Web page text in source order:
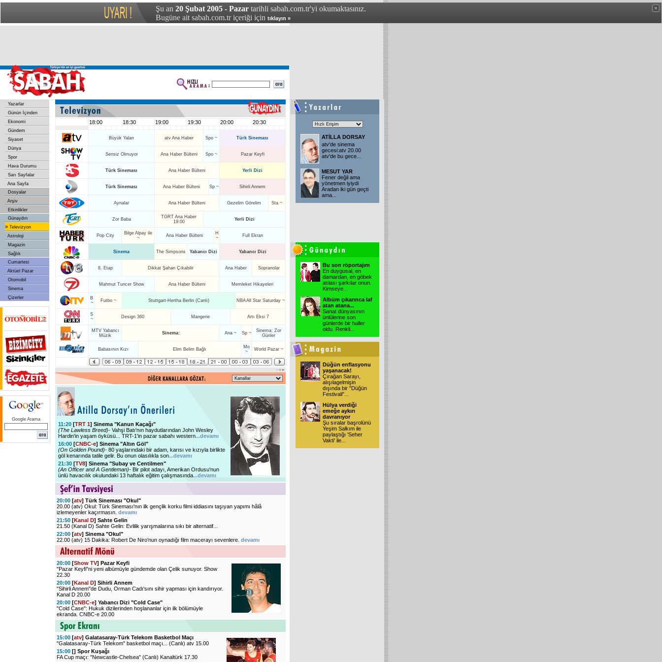
Şu an 20 Şubat 2005 - Pazar tarihli sabah.com.tr'yi okumaktasınız.
Bugüne ait sabah.com.tr içeriği için tıklayın »
Yazarlar
Günün İçinden
Ekonomi
Gündem
Siyaset
Dünya
Spor
Hava Durumu
Sarı Sayfalar
Ana Sayfa
Dosyalar
Arşiv
Etkinlikler
Günaydın
» Televizyon
Astroloji
Magazin
Sağlık
Cumartesi
Aktüel Pazar
Otomobil
Sinema
Çizerler
Google Arama
18:00 18:30 19:00 19:30 20:00 20:30
Büyük Yalan atv Ana Haber Spo ~ Türk Sineması
Sensiz Olmuyor Ana Haber Bülteni Spo ~ Pazar Keyfi
Türk Sineması Ana Haber Bülteni Yerli Dizi
Türk Sineması Ana Haber Bülteni Sp ~ Sihirli Annem
Aynalar Ana Haber Bülteni Gezelim Görelim Sta ~
Zor Baba
TGRT Ana Haber
19:00
Yerli Dizi
Pop City
Bilge Alpay ile
~
Ana Haber Bülteni
H
~
Full Ekran
Sinema The Simpsons Yabancı Dizi Yabancı Dizi
8. Etap Dikkat Şahan Çıkabilir Ana Haber Sopranolar
Mahmut Tuncer Show Ana Haber Bülteni Memleket Hikayeleri
B
~
Futbo ~ Stuttgart-Hertha Berlin (Canlı) NBA All Star Saturday ~
S
~
Design 360 Mangerie Artı Eksi 7
MTV Yabancı
Müzik
Sinema: Ana ~ Sp ~
Sinema: Zor
Günler
Babasının Kızı Elim Belim Bağlı
Mo
~
World Pazar ~
11:20 [TRT 1] Sinema "Kanun Kaçağı"
(The Lawless Breed)- Vahşi Batı'nın haydutlarından John Wesley
Hardin'in yaşam öyküsü... TRT-1'in pazar sabahı western...devamı
16:00 [CNBC-e] Sinema "Altın Göl"
(On Golden Pound)- 80 yaşlarındaki bir adam, karısı ve kızıyla birlikte
göl kenarında tatile gelir. Bu onun olasılıkla son...devamı
21:30 [TV8] Sinema "Subay ve Centilmen"
(An Officer and A Gentleman)- Bir pilot adayı, Amerikan Ordusu'nun
ünlü havacılık okulundaki 13 haftalık eğitim çalışmasında...devamı
20:00 [atv] Türk Sineması "Okul"
20.00 (atv) Okul: Türk Sineması'nın ilk gençlik korku filmi iddiasını taşıyan yapımı hâlâ
izlemeyenler kaçırmasın. devamı
21:50 [Kanal D] Sahte Gelin
21.50 (Kanal D) Sahte Gelin: Evlilik yarışmalarına sıkı bir alternatif...
22:00 [atv] Sinema "Okul"
22.00 (atv) 15 Dakika: Robert De Niro'nun oynadığı film macerayı sevenlere. devamı
20:00 [Show TV] Pazar Keyfi
"Pazar Keyfi"ni yeni albümüyle gündemde olan Çelik sunuyor. Show
22.30
20:00 [Kanal D] Sihirli Annem
"Sihirli Annem"de Dudu, Orman Cadı'sını sihir yapması için kandırıyor.
Kanal D 20.00
20:00 [CNBC-e] Yabancı Dizi "Cold Case"
"Cold Case": Hukuk dizilerinden hoşlananlar için ilk bölümüyle
ekranda. CNBC-e 20.00
15:00 [atv] Galatasaray-Türk Telekom Basketbol Maçı
"Galatasaray-Türk Telekom" basketbol maçı... (Canlı) atv 15.00
15:00 [] Spor Kuşağı
FA Cup maçı: "Newcastle-Chelsea" (Canlı) Kanaltürk 17.30
ATİLLA DORSAY
atv'de sinema
gecesi:atv 20.00
atv'de bu gece
MESUT YAR
Fener değil ama
yönetmen iyiydi
Aradan iki gün geçti
ama
Bu son röportajım
En duygusal, en
damardan, en göbek
atılası şarkılar onun.
Kimseye
Albüm çıkarınca laf
atan atana...
Sanat dünyasının
ünlülerine son
günlerde bir haller
oldu. Renkli
Düğün enflasyonu
yaşanacak!
Çırağan Sarayı,
alışılagelmişin
dışında bir "Düğün
Festivali"
Hülya verdiği
emeğe aykırı
davranıyor
Şu sıralar başrolünü
Yeşim Salkım ile
paylaştığı 'Seher
Vakti' ile